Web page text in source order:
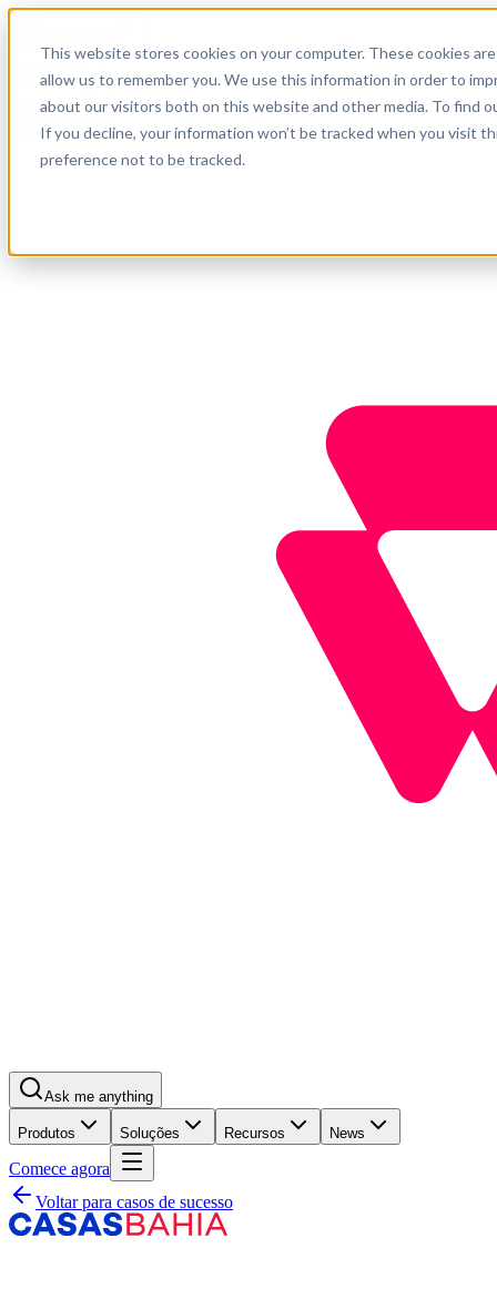
This website stores cookies on your computer. These cookies
allow us to remember you. We use this information in order to
about our visitors both on this website and other media. To find
If you decline, your information won’t be tracked when you visit
preference not to be tracked.
Suporte
Empresa
Comece agora
Ask me anything
Produtos Soluções Recursos News
Comece agora
Voltar para casos de sucesso